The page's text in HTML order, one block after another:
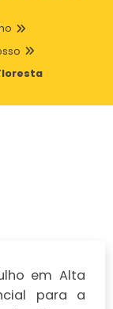
em Alta
para a